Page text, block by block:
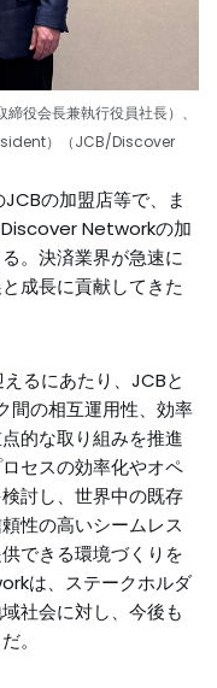
役会長兼執行役員社長）、
）（JCB/Discover
の加盟店等で、ま
Discover Networkの加
。決済業界が急速に
成長に貢献してきた
るにあたり、JCBと
の相互運用性、効率
的な取り組みを推進
セスの効率化やオペ
討し、世界中の既存
性の高いシームレス
できる環境づくりを
は、ステークホルダ
社会に対し、今後も
。